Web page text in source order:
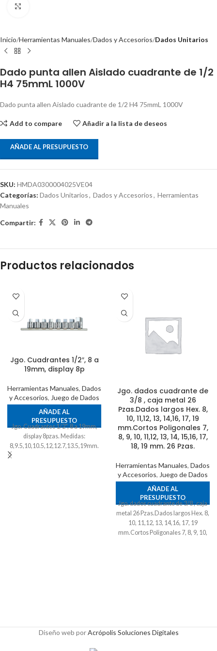
Inicio Herramientas Manuales Dados y Accesorios Dados Unitarios
Dado punta allen Aislado cuadrante de 1/2
H4 75mmL 1000V
Dado punta allen Aislado cuadrante de 1/2 H4 75mmL 1000V
Add to compare Añadir a la lista de deseos
AÑADE AL PRESUPUESTO
SKU: HMDA0300004025VE04
Categorías: Dados Unitarios, Dados y Accesorios, Herramientas
Manuales
Compartir:
Productos relacionados
Jgo. Cuadrantes 1/2″, 8 a
19mm, display 8p
Herramientas Manuales, Dados
y Accesorios, Juego de Dados
AÑADE AL
PRESUPUESTO
Jgo. Cuadrantes 1/2", 8 a 19mm,
display 8pzas. Medidas:
8,9.5,10,10.5,12,12.7,13.5,19mm.
Jgo. dados cuadrante de
3/8 , caja metal 26
Pzas.Dados largos Hex. 8,
10, 11,12, 13, 14,16, 17, 19
mm.Cortos Poligonales 7,
8, 9, 10, 11,12, 13, 14, 15,16, 17,
18, 19 mm. 26 Pzas.
Herramientas Manuales, Dados
y Accesorios, Juego de Dados
AÑADE AL
PRESUPUESTO
Jgo. dados cuadrante de 3/8 , caja
metal 26 Pzas.Dados largos Hex. 8,
10, 11,12, 13, 14,16, 17, 19
mm.Cortos Poligonales 7, 8, 9, 10,
Diseño web porAcrópolis Soluciones Digitales